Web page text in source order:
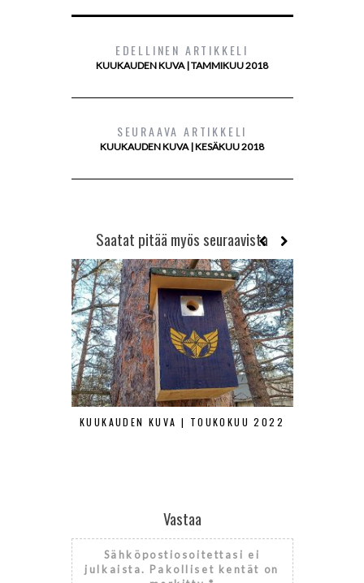
EDELLINEN ARTIKKELI
KUUKAUDEN KUVA | TAMMIKUU 2018
SEURAAVA ARTIKKELI
KUUKAUDEN KUVA | KESÄKUU 2018
Saatat pitää myös seuraavista
KUUKAUDEN KUVA | TOUKOKUU 2022
Vastaa
Sähköpostiosoitettasi ei
julkaista. Pakolliset kentät on